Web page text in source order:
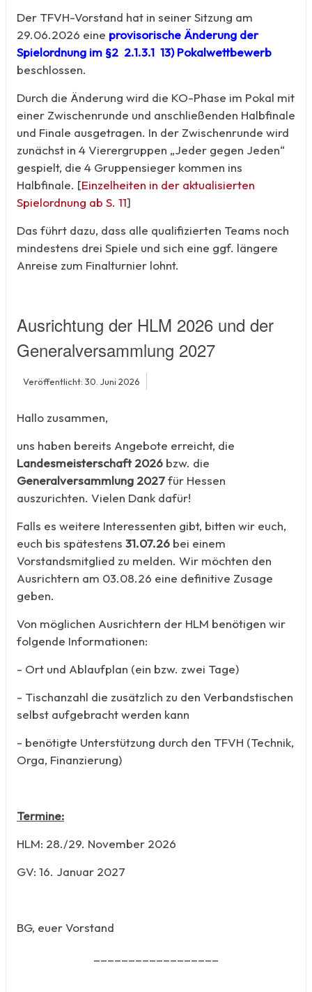
Der TFVH-Vorstand hat in seiner Sitzung am
29.06.2026 eine provisorische Änderung der
Spielordnung im §2 2.1.3.1 13) Pokalwettbewerb
beschlossen.
Durch die Änderung wird die KO-Phase im Pokal mit
einer Zwischenrunde und anschließenden Halbfinale
und Finale ausgetragen. In der Zwischenrunde wird
zunächst in 4 Vierergruppen „Jeder gegen Jeden“
gespielt, die 4 Gruppensieger kommen ins
Halbfinale. [Einzelheiten in der aktualisierten
Spielordnung ab S. 11]
Das führt dazu, dass alle qualifizierten Teams noch
mindestens drei Spiele und sich eine ggf. längere
Anreise zum Finalturnier lohnt.
Ausrichtung der HLM 2026 und der
Generalversammlung 2027
Veröffentlicht: 30. Juni 2026
Hallo zusammen,
uns haben bereits Angebote erreicht, die
Landesmeisterschaft 2026 bzw. die
Generalversammlung 2027für Hessen
auszurichten. Vielen Dank dafür!
Falls es weitere Interessenten gibt, bitten wir euch,
euch bis spätestens 31.07.26 bei einem
Vorstandsmitglied zu melden. Wir möchten den
Ausrichtern am 03.08.26 eine definitive Zusage
geben.
Von möglichen Ausrichtern der HLM benötigen wir
folgende Informationen:
- Ort und Ablaufplan (ein bzw. zwei Tage)
- Tischanzahl die zusätzlich zu den Verbandstischen
selbst aufgebracht werden kann
- benötigte Unterstützung durch den TFVH (Technik,
Orga, Finanzierung)
Termine:
HLM: 28./29. November 2026
GV: 16. Januar 2027
BG, euer Vorstand